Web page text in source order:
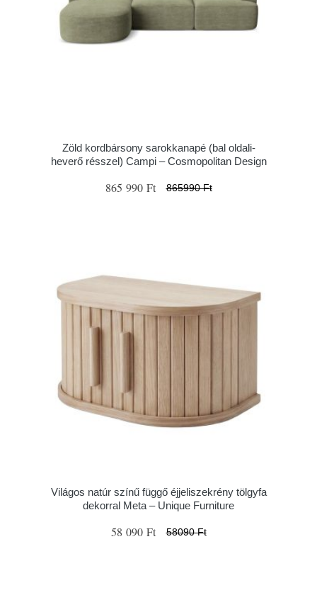
Zöld kordbársony sarokkanapé (bal oldali-
heverő résszel) Campi – Cosmopolitan Design
865 990 Ft 865990 Ft
Világos natúr színű függő éjjeliszekrény tölgyfa
dekorral Meta – Unique Furniture
58 090 Ft 58090 Ft